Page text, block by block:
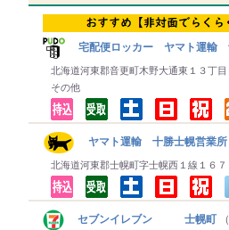
宅配便ロッカー ヤマト運輸
北海道河東郡音更町木野大通東１３丁目
その他
ヤマト運輸 十勝士幌営業所
北海道河東郡士幌町字士幌西１線１６７
セブンイレブン 士幌町